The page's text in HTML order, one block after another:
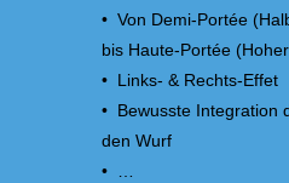
• Von Demi-Portée
bis Haute-Portée
• Links- & Rechts-Effet
• Bewusste Integration
den Wurf
• …